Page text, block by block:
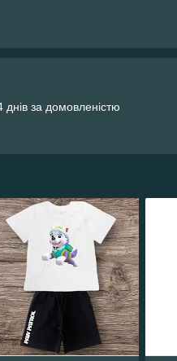
за домовленістю